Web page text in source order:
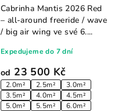
od 23 500 Kč
2.0m² 2.5m²
3.0m²
3.5m²
4.0m²
4.5m²
5.0m²
5.5m² 6.0m²
Expedujeme do 7 dní
Cabrinha Mantis 2026 Red
– all-around freeride / wave
/ big air wing ve své 6....